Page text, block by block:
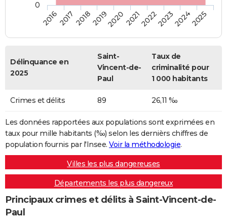
2016201720182019202020212022202320242025
0
Délinquance en
2025
Saint-
Vincent-de-
Paul
Taux de
criminalité pour
1 000 habitants
Crimes et délits 89 26,11 ‰
Les données rapportées aux populations sont exprimées en
taux pour mille habitants (‰) selon les dernièrs chiffres de
population fournis par l'Insee. Voir la méthodologie.
Villes les plus dangereuses
Départements les plus dangereux
Principaux crimes et délits à Saint-Vincent-de-
Paul